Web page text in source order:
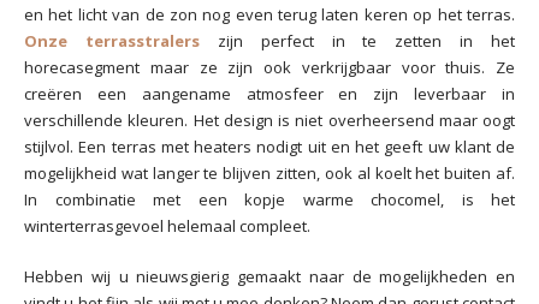
en het licht van de zon nog even terug laten keren op het terras.
Onze terrasstralerszijn perfect in te zetten in het
horecasegment maar ze zijn ook verkrijgbaar voor thuis. Ze
creëren een aangename atmosfeer en zijn leverbaar in
verschillende kleuren. Het design is niet overheersend maar oogt
stijlvol. Een terras met heaters nodigt uit en het geeft uw klant de
mogelijkheid wat langer te blijven zitten, ook al koelt het buiten af.
In combinatie met een kopje warme chocomel, is het
winterterrasgevoel helemaal compleet.
Hebben wij u nieuwsgierig gemaakt naar de mogelijkheden en